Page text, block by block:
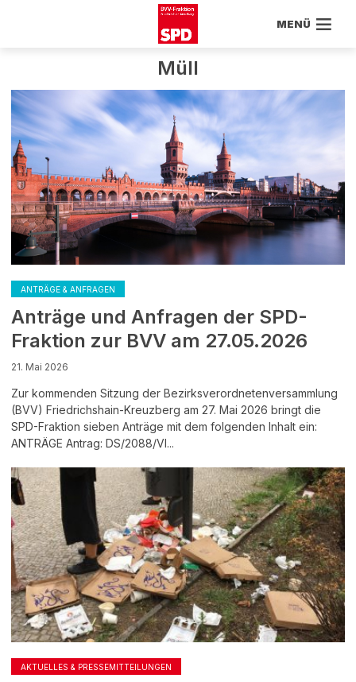
MENÜ
Müll
ANTRÄGE & ANFRAGEN
Anträge und Anfragen der SPD-
Fraktion zur BVV am 27.05.2026
21. Mai 2026
Zur kommenden Sitzung der Bezirksverordnetenversammlung
(BVV) Friedrichshain-Kreuzberg am 27. Mai 2026 bringt die
SPD-Fraktion sieben Anträge mit dem folgenden Inhalt ein:
ANTRÄGE Antrag: DS/2088/VI...
AKTUELLES & PRESSEMITTEILUNGEN